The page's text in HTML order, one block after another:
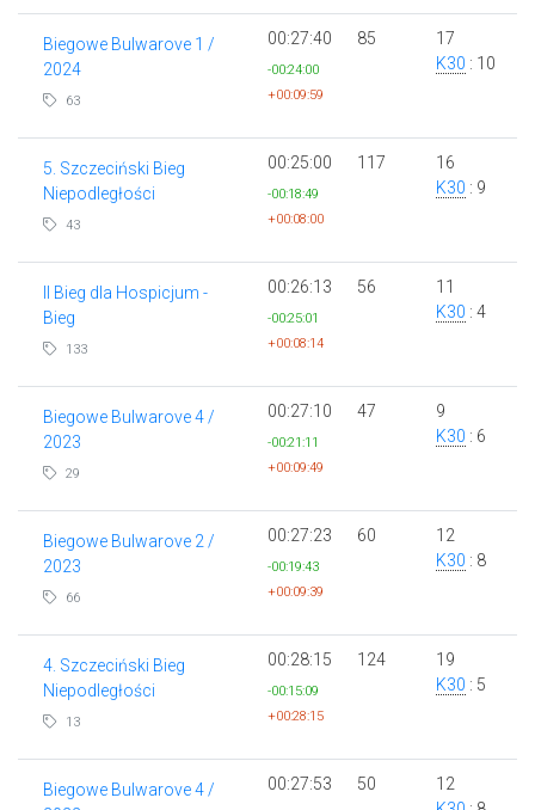
Biegowe Bulwarove 1 /
2024
63
00:27:40
-00:24:00
+00:09:59
85
17
K30 : 10
5. Szczeciński Bieg
Niepodległości
43
00:25:00
-00:18:49
+00:08:00
117
16
K30 : 9
II Bieg dla Hospicjum -
Bieg
133
00:26:13
-00:25:01
+00:08:14
56
11
K30 : 4
Biegowe Bulwarove 4 /
2023
29
00:27:10
-00:21:11
+00:09:49
47
9
K30 : 6
Biegowe Bulwarove 2 /
2023
66
00:27:23
-00:19:43
+00:09:39
60
12
K30 : 8
4. Szczeciński Bieg
Niepodległości
13
00:28:15
-00:15:09
+00:28:15
124
19
K30 : 5
Biegowe Bulwarove 4 /
00:27:53 50
12